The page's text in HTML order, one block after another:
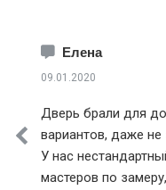
Лобня
Истринский район
Клинский район
Красногорский район
Ленинский район
Елена
09.01.2020
Дверь брали для
вариантов, даже не
У нас
мастеров по